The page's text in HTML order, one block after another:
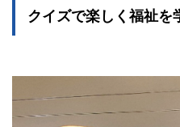
クイズで楽しく福祉を